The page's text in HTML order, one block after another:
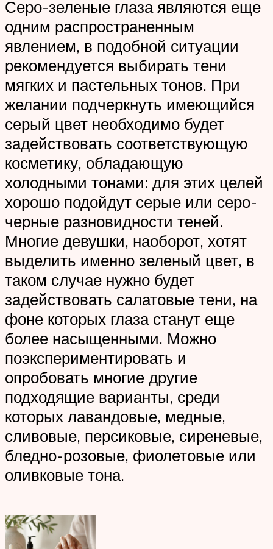
Серо-зеленые глаза являются еще
одним распространенным
явлением, в подобной ситуации
рекомендуется выбирать тени
мягких и пастельных тонов. При
желании подчеркнуть имеющийся
серый цвет необходимо будет
задействовать соответствующую
косметику, обладающую
холодными тонами: для этих целей
хорошо подойдут серые или серо-
черные разновидности теней.
Многие девушки, наоборот, хотят
выделить именно зеленый цвет, в
таком случае нужно будет
задействовать салатовые тени, на
фоне которых глаза станут еще
более насыщенными. Можно
поэкспериментировать и
опробовать многие другие
подходящие варианты, среди
которых лавандовые, медные,
сливовые, персиковые, сиреневые,
бледно-розовые, фиолетовые или
оливковые тона.